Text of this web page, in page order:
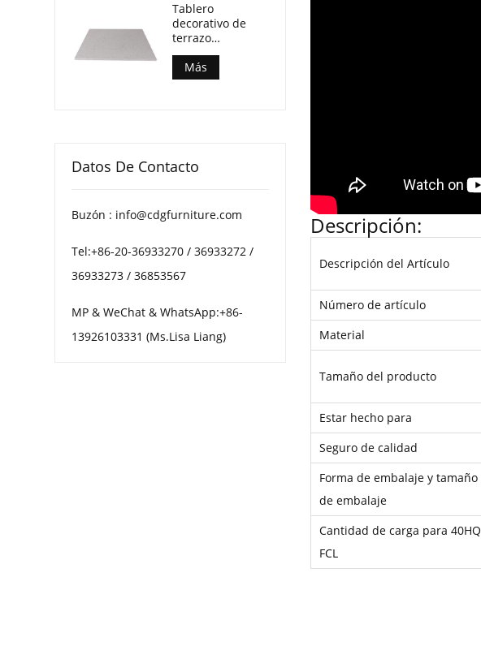
Descripción:
Descripción del Artículo
Número de artículo
Material
Tamaño del producto
Estar hecho para
Seguro de calidad
Forma de embalaje y tamaño
de embalaje
Cantidad de carga para 40HQ
FCL
Tablero
decorativo de
terrazo
multimotas para
mesas de centro
de patio
Más
Datos De Contacto
Buzón : info@cdgfurniture.com
Tel:+86-20-36933270 / 36933272 /
36933273 / 36853567
MP & WeChat & WhatsApp:+86-
13926103331 (Ms.Lisa Liang)